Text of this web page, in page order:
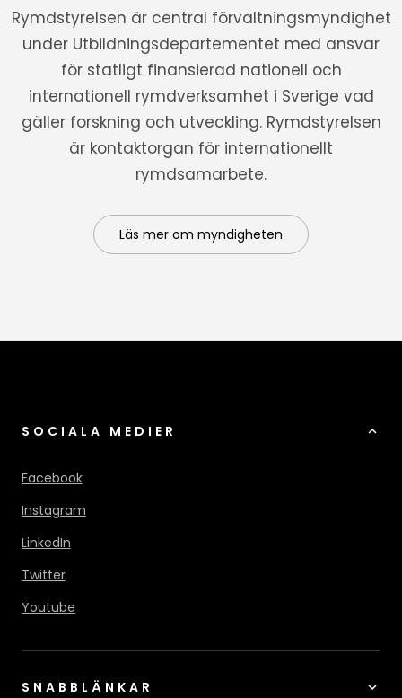
Rymdstyrelsen är central förvaltningsmyndighet
under Utbildningsdepartementet med ansvar
för statligt finansierad nationell och
internationell rymdverksamhet i Sverige vad
gäller forskning och utveckling. Rymdstyrelsen
är kontaktorgan för internationellt
rymdsamarbete.
Läs mer om myndigheten
SOCIALA MEDIER
Facebook
Instagram
LinkedIn
Twitter
Youtube
SNABBLÄNKAR